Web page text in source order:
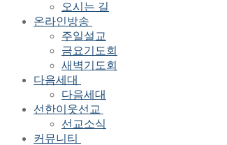
오시는 길
온라인방송
주일설교
금요기도회
새벽기도회
다음세대
다음세대
선한이웃선교
선교소식
커뮤니티